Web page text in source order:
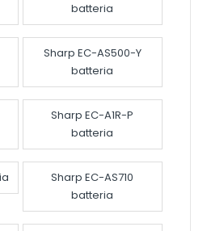
batteria
Sharp EC-AS500-Y
batteria
Sharp EC-A1R-P
batteria
Sharp EC-AS710
batteria